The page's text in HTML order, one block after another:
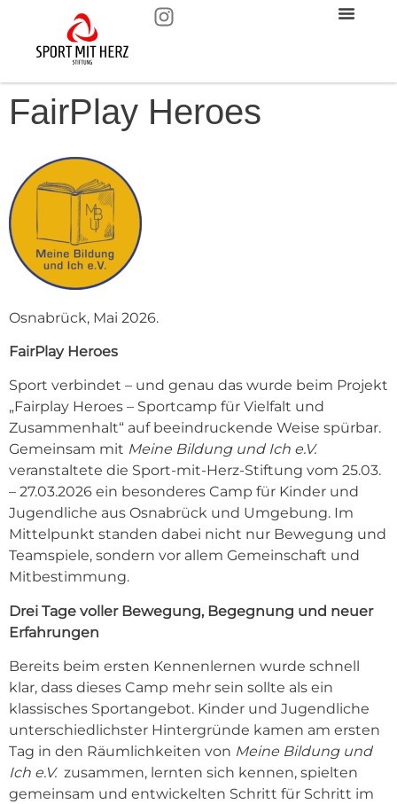
FairPlay Heroes
Osnabrück, Mai 2026.
FairPlay Heroes
Sport verbindet – und genau das wurde beim Projekt
„Fairplay Heroes – Sportcamp für Vielfalt und
Zusammenhalt“ auf beeindruckende Weise spürbar.
Gemeinsam mit Meine Bildung und Ich e.V.
veranstaltete die Sport-mit-Herz-Stiftung vom 25.03.
– 27.03.2026 ein besonderes Camp für Kinder und
Jugendliche aus Osnabrück und Umgebung. Im
Mittelpunkt standen dabei nicht nur Bewegung und
Teamspiele, sondern vor allem Gemeinschaft und
Mitbestimmung.
Drei Tage voller Bewegung, Begegnung und neuer
Erfahrungen
Bereits beim ersten Kennenlernen wurde schnell
klar, dass dieses Camp mehr sein sollte als ein
klassisches Sportangebot. Kinder und Jugendliche
unterschiedlichster Hintergründe kamen am ersten
Tag in den Räumlichkeiten von Meine Bildung und
Ich e.V.zusammen, lernten sich kennen, spielten
gemeinsam und entwickelten Schritt für Schritt im